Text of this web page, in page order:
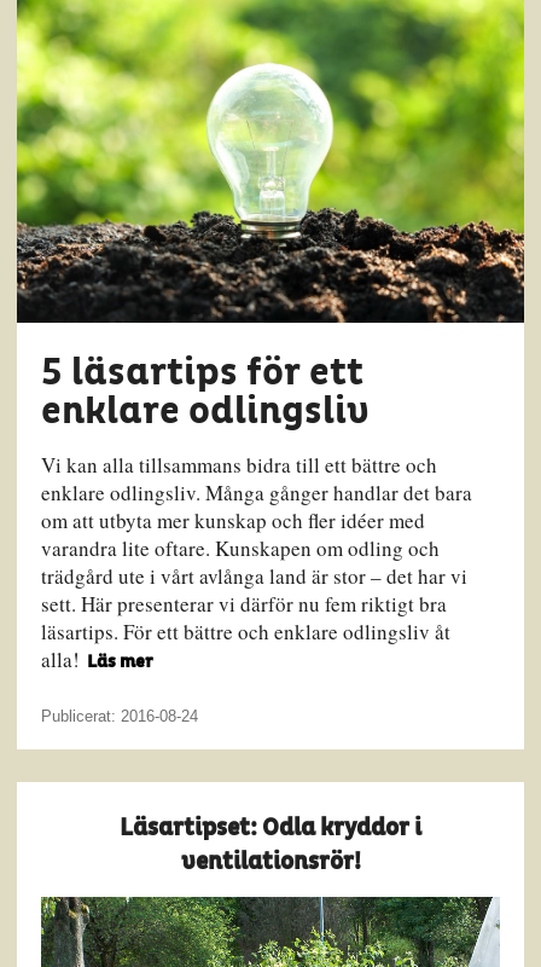
5 läsartips för ett
enklare odlingsliv
Vi kan alla tillsammans bidra till ett bättre och
enklare odlingsliv. Många gånger handlar det bara
om att utbyta mer kunskap och fler idéer med
varandra lite oftare. Kunskapen om odling och
trädgård ute i vårt avlånga land är stor – det har vi
sett. Här presenterar vi därför nu fem riktigt bra
läsartips. För ett bättre och enklare odlingsliv åt
alla!
Läs mer
Publicerat: 2016-08-24
Läsartipset: Odla kryddor i
ventilationsrör!